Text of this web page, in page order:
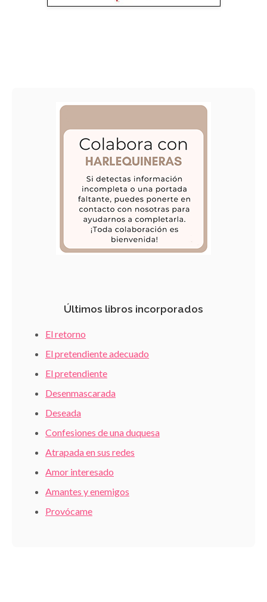
Últimos libros incorporados
El retorno
El pretendiente adecuado
El pretendiente
Desenmascarada
Deseada
Confesiones de una duquesa
Atrapada en sus redes
Amor interesado
Amantes y enemigos
Provócame